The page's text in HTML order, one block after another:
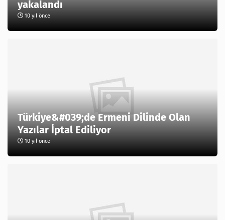
yakalandı
10 yıl önce
Türkiye&#039;de Ermeni Dilinde Olan
Yazılar İptal Ediliyor
10 yıl önce